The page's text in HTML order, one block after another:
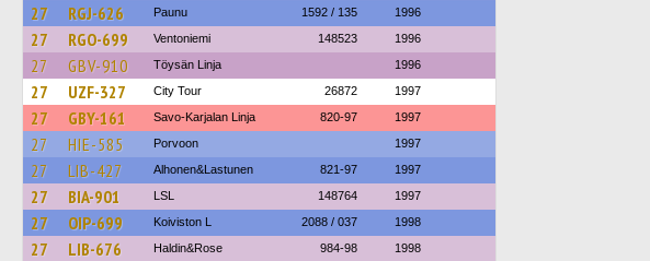
27 RGJ-626 Paunu 1592 / 135 1996
27 RGO-699 Ventoniemi 148523 1996
27 GBV-910 Töysän Linja 1996
27 UZF-327 City Tour 26872 1997
27 GBY-161 Savo-Karjalan Linja 820-97 1997
27 HIE-585 Porvoon 1997
27 LIB-427 Alhonen&Lastunen 821-97 1997
27 BIA-901 LSL 148764 1997
27 OIP-699 Koiviston L 2088 / 037 1998
27 LIB-676 Haldin&Rose 984-98 1998